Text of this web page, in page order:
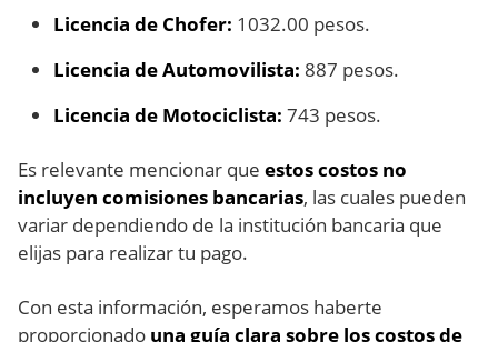
Licencia de Chofer: 1032.00 pesos.
Licencia de Automovilista: 887 pesos.
Licencia de Motociclista: 743 pesos.
Es relevante mencionar que estos costos no
incluyen comisiones bancarias, las cuales pueden
variar dependiendo de la institución bancaria que
elijas para realizar tu pago.
Con esta información, esperamos haberte
proporcionado una guía clara sobre los costos de